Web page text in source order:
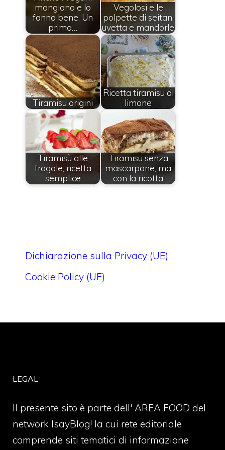
mangiano e lo
fanno bene. Un
primo…
Vegolosi e le
polpette di seitan,
uvetta e mandorle
Tiramisu origini
Ricetta tiramisu al
limone
Tiramisù alle
fragole, ricetta
semplice
Tiramisu senza
mascarpone, ma
con la ricotta
Dichiarazione sulla Privacy (UE)
Cookie Policy (UE)
LEGAL
Il presente sito è parte dell' AREA FOOD del
network IsayBlog! la cui rete editoriale
comprende siti tematici di informazione